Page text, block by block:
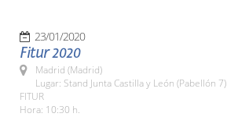
23/01/2020
Fitur 2020
Madrid (Madrid)
Lugar: Stand Junta Castilla y León (Pabellón 7)
FITUR
Hora: 10:30 h.